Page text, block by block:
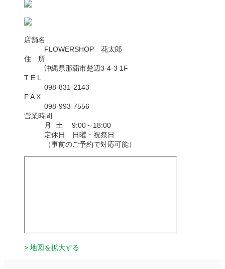
店舗名
FLOWERSHOP 花太郎
住 所
沖縄県那覇市楚辺3-4-3 1F
T E L
098-831-2143
F A X
098-993-7556
営業時間
月 -土 9:00～18:00
定休日 日曜・祝祭日
（事前のご予約で対応可能）
> 地図を拡大する